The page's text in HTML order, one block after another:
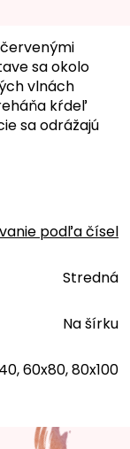
sa okolo
vlnách
kŕdeľ
sa odrážajú
podľa čísel
Stredná
Na šírku
60x80, 80x100